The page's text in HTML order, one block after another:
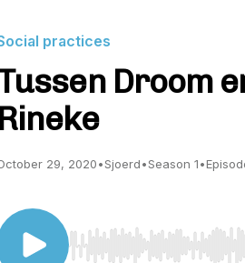
practices
Droom
Rineke
29, 2020•Sjoerd•Season 1•
Use Left/Right to seek,